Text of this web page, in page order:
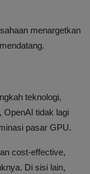
menargetkan
teknologi,
tidak lagi
pasar GPU.
cost-effective,
Di sisi lain,